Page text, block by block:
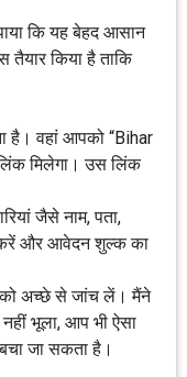
कि यह बेहद आसान
किया है ताकि
है। वहां आपको “Bihar
मिलेगा। उस लिंक
जैसे नाम, पता,
करें और आवेदन शुल्क का
को अच्छे से जांच लें। मैंने
भूला, आप भी ऐसा
जा सकता है।